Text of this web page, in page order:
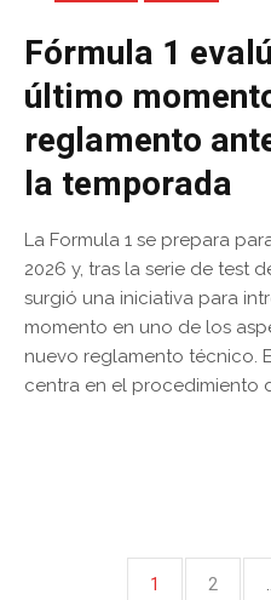
Fórmula 1
último
reglamento
la temporada
La Formula 1 se prepara
2026 y, tras la serie de test
surgió una iniciativa para
momento en uno de los
nuevo reglamento técnico.
centra en el procedimiento
1 2